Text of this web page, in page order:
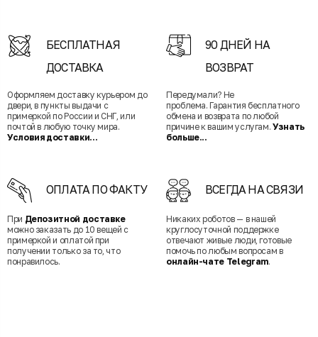
БЕСПЛАТНАЯ
ДОСТАВКА
Оформляем доставку курьером до
двери, в пункты выдачи с
примеркой по России и СНГ, или
почтой в любую точку мира.
Условия доставки...
90 ДНЕЙ НА
ВОЗВРАТ
Передумали? Не
проблема. Гарантия бесплатного
обмена и возврата по любой
причине к вашим услугам. Узнать
больше...
ОПЛАТА ПО ФАКТУ
При Депозитной доставке
можно заказать до 10 вещей с
примеркой и оплатой при
получении только за то, что
понравилось.
ВСЕГДА НА СВЯЗИ
Никаких роботов — в нашей
круглосуточной поддержке
отвечают живые люди, готовые
помочь по любым вопросам в
онлайн-чате Telegram.